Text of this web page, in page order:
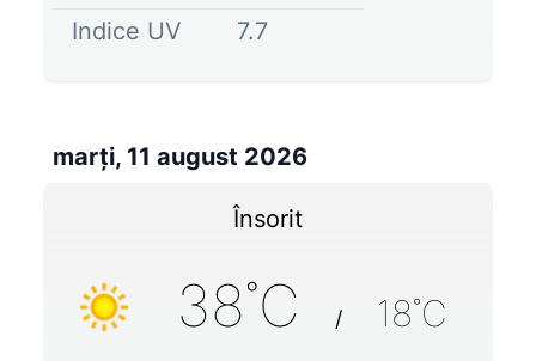
Indice UV
7.7
marți, 11 august 2026
Însorit
38˚C / 18˚C